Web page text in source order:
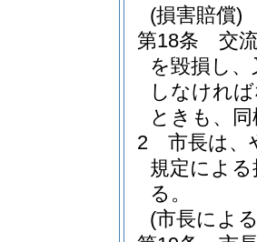
(損害賠償)
第18条
交
を毀損し
しなけれ
ときも、
2
市長は、
規定によ
る。
(市長によ